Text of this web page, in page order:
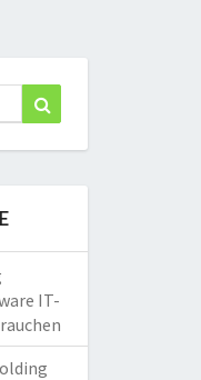
IT-